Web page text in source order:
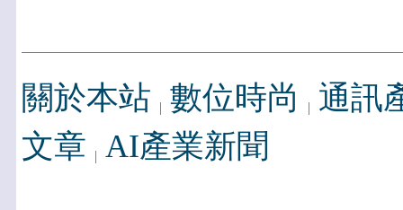
關於本站 數位時尚
通訊
文章 AI產業新聞